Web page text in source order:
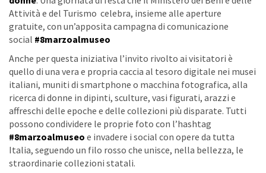
Attività e del Turismo celebra, insieme alle aperture
gratuite, con un’apposita campagna di comunicazione
social #8marzoalmuseo
Anche per questa iniziativa l’invito rivolto ai visitatori è
quello di una vera e propria caccia al tesoro digitale nei musei
italiani, muniti di smartphone o macchina fotografica, alla
ricerca di donne in dipinti, sculture, vasi figurati, arazzi e
affreschi delle epoche e delle collezioni più disparate. Tutti
possono condividere le proprie foto con l’hashtag
#8marzoalmuseo e invadere i social con opere da tutta
Italia, seguendo un filo rosso che unisce, nella bellezza, le
straordinarie collezioni statali.